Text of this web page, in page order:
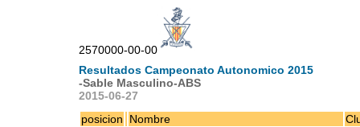
2570000-00-00
Resultados Campeonato Autonomico 2015
-Sable Masculino-ABS
2015-06-27
posicion
Nombre